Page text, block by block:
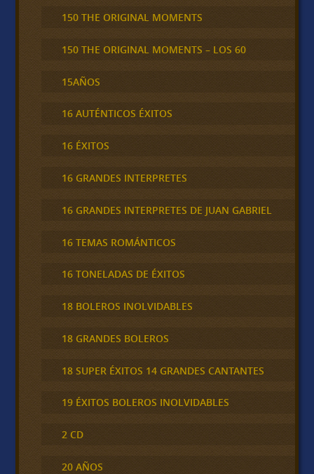
150 THE ORIGINAL MOMENTS
150 THE ORIGINAL MOMENTS – LOS 60
15AÑOS
16 AUTÉNTICOS ÉXITOS
16 ÉXITOS
16 GRANDES INTERPRETES
16 GRANDES INTERPRETES DE JUAN GABRIEL
16 TEMAS ROMÁNTICOS
16 TONELADAS DE ÉXITOS
18 BOLEROS INOLVIDABLES
18 GRANDES BOLEROS
18 SUPER ÉXITOS 14 GRANDES CANTANTES
19 ÉXITOS BOLEROS INOLVIDABLES
2 CD
20 AÑOS